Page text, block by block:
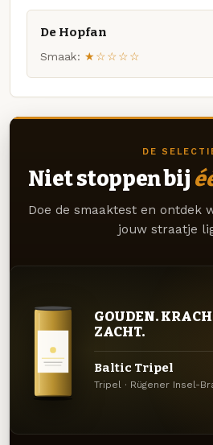
De Hopfan
Smaak: ★☆☆☆☆
DE
Niet stoppen bij
Doe de smaaktest en ontdek
jouw straatje
GOUDEN.
ZACHT.
Baltic Tripel
Tripel · Rügener Insel-